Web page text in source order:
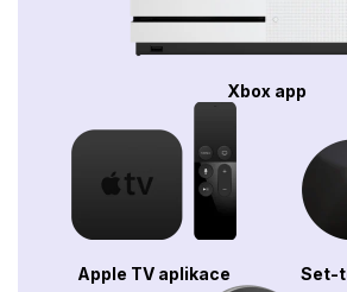
Xbox app
Apple TV aplikace Set-